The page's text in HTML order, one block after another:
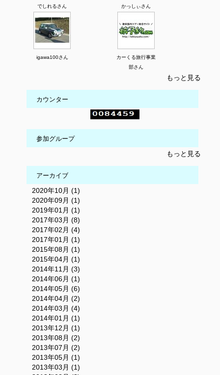
でしれるさん かっしぃさん
igawa100さん
カーくる旅行事業
部さん
もっと見る
カウンター
参加グループ
もっと見る
アーカイブ
2020年10月 (1)
2020年09月 (1)
2019年01月 (1)
2017年03月 (8)
2017年02月 (4)
2017年01月 (1)
2015年08月 (1)
2015年04月 (1)
2014年11月 (3)
2014年06月 (1)
2014年05月 (6)
2014年04月 (2)
2014年03月 (4)
2014年01月 (1)
2013年12月 (1)
2013年08月 (2)
2013年07月 (2)
2013年05月 (1)
2013年03月 (1)